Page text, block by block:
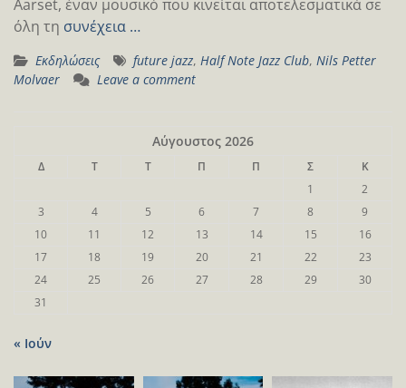
Aarset, έναν μουσικό που κινείται αποτελεσματικά σε
όλη τη συνέχεια …
Εκδηλώσεις future jazz, Half Note Jazz Club, Nils Petter
Molvaer
Leave a comment
Αύγουστος 2026
Δ Τ Τ Π Π Σ
Κ
1
2
3
4 5 6 7 8
9
10
11 12 13 14 15
16
17
18 19 20 21 22
23
24
25 26 27 28 29
30
31
« Ιούν